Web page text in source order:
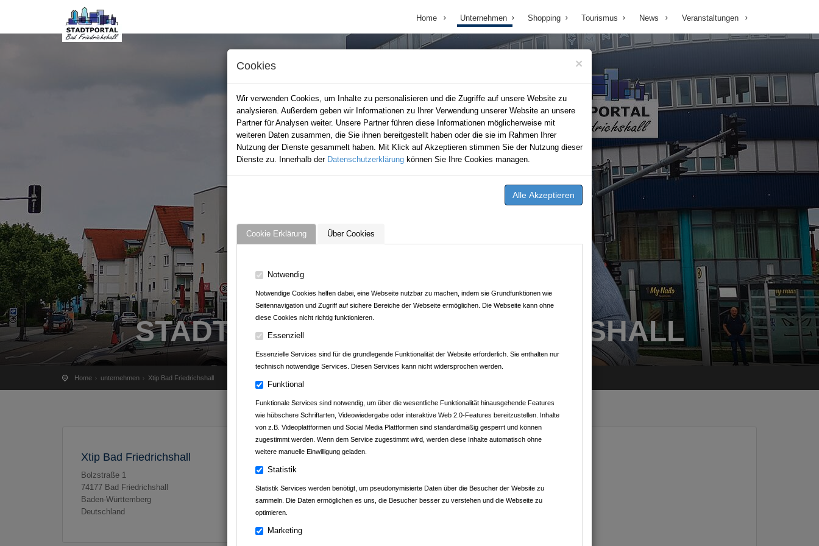
×
Cookies
Wir verwenden Cookies, um Inhalte zu personalisieren und die Zugriffe auf unsere Website zu
analysieren. Außerdem geben wir Informationen zu Ihrer Verwendung unserer Website an unsere
Partner für Analysen weiter. Unsere Partner führen diese Informationen möglicherweise mit
weiteren Daten zusammen, die Sie ihnen bereitgestellt haben oder die sie im Rahmen Ihrer
Nutzung der Dienste gesammelt haben. Mit Klick auf Akzeptieren stimmen Sie der Nutzung dieser
Dienste zu. Innerhalb der Datenschutzerklärung können Sie Ihre Cookies managen.
Cookie Erklärung Über Cookies
Notwendig
Notwendige Cookies helfen dabei, eine Webseite nutzbar zu machen, indem sie Grundfunktionen wie
Seitennavigation und Zugriff auf sichere Bereiche der Webseite ermöglichen. Die Webseite kann ohne
diese Cookies nicht richtig funktionieren.
Essenziell
Essenzielle Services sind für die grundlegende Funktionalität der Website erforderlich. Sie enthalten nur
technisch notwendige Services. Diesen Services kann nicht widersprochen werden.
Funktional
Funktionale Services sind notwendig, um über die wesentliche Funktionalität hinausgehende Features
wie hübschere Schriftarten, Videowiedergabe oder interaktive Web 2.0-Features bereitzustellen. Inhalte
von z.B. Videoplattformen und Social Media Plattformen sind standardmäßig gesperrt und können
zugestimmt werden. Wenn dem Service zugestimmt wird, werden diese Inhalte automatisch ohne
weitere manuelle Einwilligung geladen.
Statistik
Statistik Services werden benötigt, um pseudonymisierte Daten über die Besucher der Website zu
sammeln. Die Daten ermöglichen es uns, die Besucher besser zu verstehen und die Webseite zu
optimieren.
Marketing
Home Unternehmen Shopping Tourismus News Veranstaltungen
STADTPORTAL BAD FRIEDRICHSHALL
Home unternehmen Xtip Bad Friedrichshall
Xtip Bad Friedrichshall
Bolzstraße 1
74177 Bad Friedrichshall
Baden-Württemberg
Deutschland